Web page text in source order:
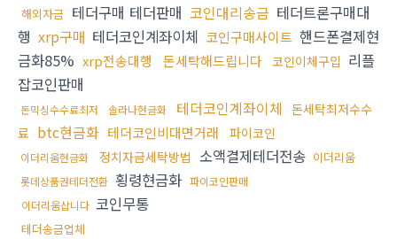
해외자금 테더구매 테더판매 코인대리송금 테더트론구매대
행 xrp구매 테더코인계좌이체 코인구매사이트 핸드폰결제현
금화85% xrp전송대행 돈세탁해드립니다 코인이체구입 리플
잡코인판매
돈믹싱수수료최저 솔라나현금화 테더코인계좌이체 돈세탁최저수수
료 btc현금화 테더코인비대면거래 파이코인
이더리움현금화 정치자금세탁방법 소액결제테더전송 이더리움
롯데상품권테더전환 횡령현금화 파이코인판매
이더리움삽니다 코인무통
테더송금업체